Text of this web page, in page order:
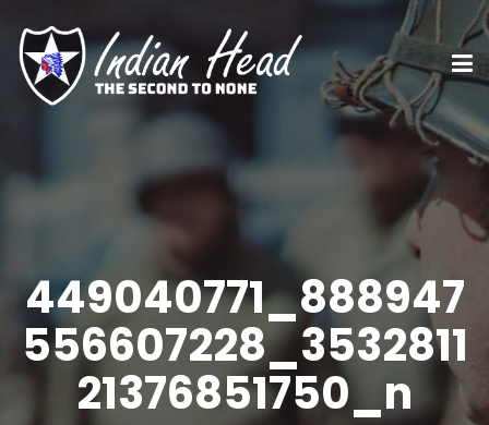
449040771_888947
556607228_3532811
21376851750_n